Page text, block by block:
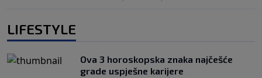
LIFESTYLE
Ova 3 horoskopska znaka najčešće
grade uspješne karijere